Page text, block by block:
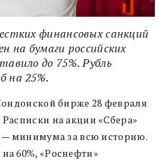
финансовых санкций
на бумаги российских
до 75%. Рубль
на 25%.
бирже 28 февраля
на акции «Сбера»
— минимума за всю историю.
60%, «Роснефти»